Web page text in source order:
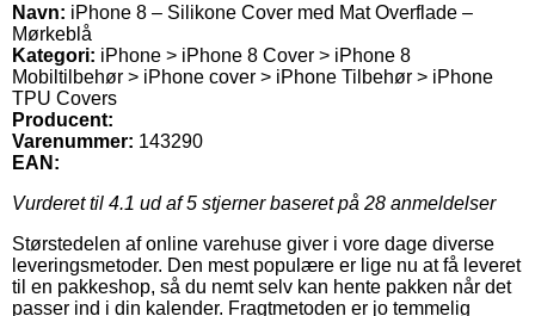
Navn: iPhone 8 – Silikone Cover med Mat Overflade –
Mørkeblå
Kategori: iPhone > iPhone 8 Cover > iPhone 8
Mobiltilbehør > iPhone cover > iPhone Tilbehør > iPhone
TPU Covers
Producent:
Varenummer: 143290
EAN:
Vurderet til 4.1 ud af 5 stjerner baseret på 28 anmeldelser
Størstedelen af online varehuse giver i vore dage diverse
leveringsmetoder. Den mest populære er lige nu at få leveret
til en pakkeshop, så du nemt selv kan hente pakken når det
passer ind i din kalender. Fragtmetoden er jo temmelig